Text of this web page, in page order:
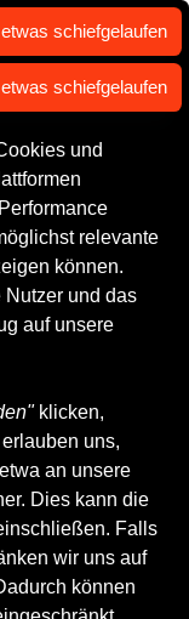
Dienste
und
relevante
können.
Nutzer und das
auf unsere
klicken,
uns,
an unsere
Dies kann die
Falls
wir uns auf
können
Bergschuhe